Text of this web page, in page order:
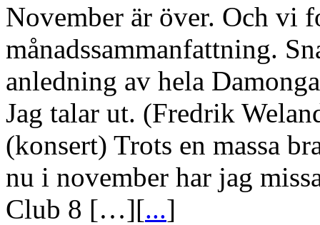
November är över. Och vi
månadssammanfattning.
anledning av hela
Jag talar ut. (Fredrik
(konsert) Trots en massa
nu i november har jag
Club 8 […][...]